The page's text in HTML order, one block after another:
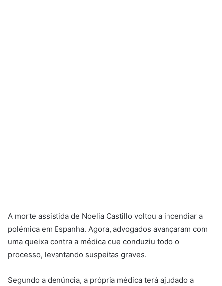
A morte assistida de Noelia Castillo voltou a incendiar a
polémica em Espanha. Agora, advogados avançaram com
uma queixa contra a médica que conduziu todo o
processo, levantando suspeitas graves.
Segundo a denúncia, a própria médica terá ajudado a